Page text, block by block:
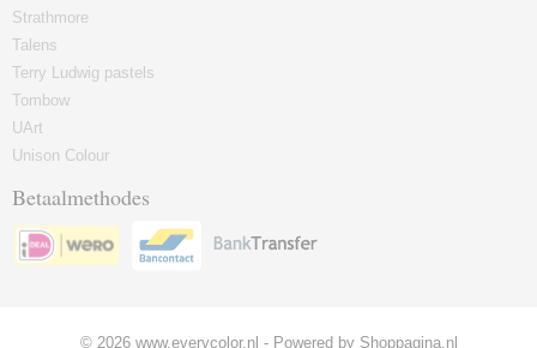
Strathmore
Talens
Terry Ludwig pastels
Tombow
UArt
Unison Colour
Betaalmethodes
© 2026 www.everycolor.nl - Powered by Shoppagina.nl